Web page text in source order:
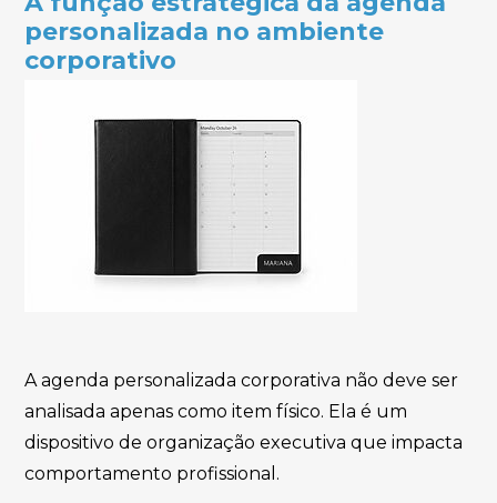
personalizada no ambiente
corporativo
A agenda personalizada corporativa não deve ser
analisada apenas como item físico. Ela é um
dispositivo de organização executiva que impacta
comportamento profissional.